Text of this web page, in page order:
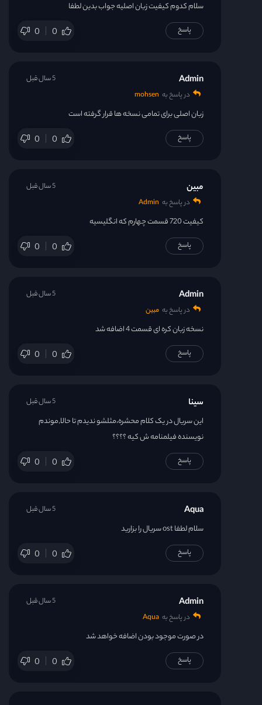
سلام کدوم کیفیت زبان اصلیه جواب بدین لطفا
0 0 پاسخ
Admin
در پاسخ به mohsen
زبان اصلی برای تمامی نسخه ها قرار گرفته است
0 0
5 سال قبل
پاسخ
مبین
در پاسخ به Admin
کیفیت 720 قسمت چهارم که انگلیسیه
0 0
5 سال قبل
پاسخ
Admin
در پاسخ به مبین
نسخه زبان کره ای قسمت 4 اضافه شد
0 0
5 سال قبل
پاسخ
سینا
این سریال در یک کلام محشره،مثلشو ندیدم تا حالا,موندم
نویسنده فیلمنامه ش کیه ؟؟؟؟
0 0
5 سال قبل
پاسخ
Aqua
سلام لطفا ost سریال را بزارید
0 0
5 سال قبل
پاسخ
Admin
در پاسخ به Aqua
در صورت موجود بودن اضافه خواهد شد
0 0
5 سال قبل
پاسخ